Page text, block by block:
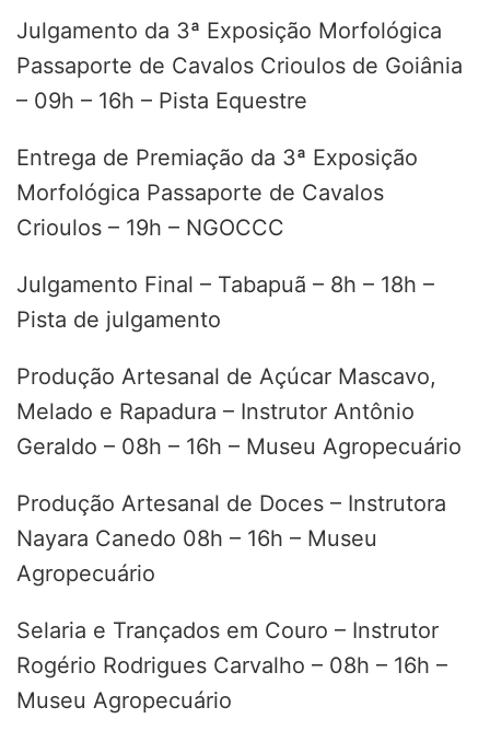
Julgamento da 3ª Exposição Morfológica
Passaporte de Cavalos Crioulos de Goiânia
– 09h – 16h – Pista Equestre
Entrega de Premiação da 3ª Exposição
Morfológica Passaporte de Cavalos
Crioulos – 19h – NGOCCC
Julgamento Final – Tabapuã – 8h – 18h –
Pista de julgamento
Produção Artesanal de Açúcar Mascavo,
Melado e Rapadura – Instrutor Antônio
Geraldo – 08h – 16h – Museu Agropecuário
Produção Artesanal de Doces – Instrutora
Nayara Canedo 08h – 16h – Museu
Agropecuário
Selaria e Trançados em Couro – Instrutor
Rogério Rodrigues Carvalho – 08h – 16h –
Museu Agropecuário